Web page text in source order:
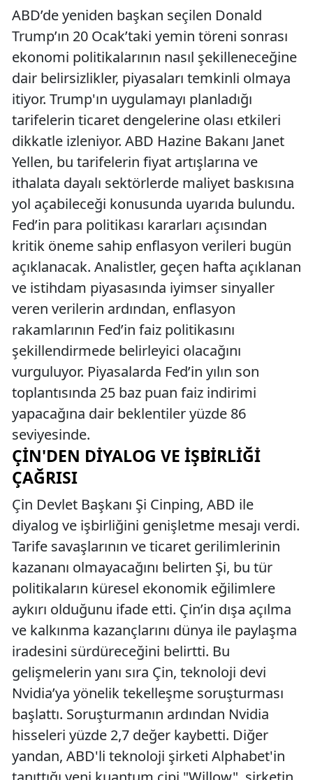
ABD’de yeniden başkan seçilen Donald
Trump’ın 20 Ocak’taki yemin töreni sonrası
ekonomi politikalarının nasıl şekilleneceğine
dair belirsizlikler, piyasaları temkinli olmaya
itiyor. Trump'ın uygulamayı planladığı
tarifelerin ticaret dengelerine olası etkileri
dikkatle izleniyor. ABD Hazine Bakanı Janet
Yellen, bu tarifelerin fiyat artışlarına ve
ithalata dayalı sektörlerde maliyet baskısına
yol açabileceği konusunda uyarıda bulundu.
Fed’in para politikası kararları açısından
kritik öneme sahip enflasyon verileri bugün
açıklanacak. Analistler, geçen hafta açıklanan
ve istihdam piyasasında iyimser sinyaller
veren verilerin ardından, enflasyon
rakamlarının Fed’in faiz politikasını
şekillendirmede belirleyici olacağını
vurguluyor. Piyasalarda Fed’in yılın son
toplantısında 25 baz puan faiz indirimi
yapacağına dair beklentiler yüzde 86
seviyesinde.
ÇIN'DEN DIYALOG VE İŞBIRLIĞI
ÇAĞRISI
Çin Devlet Başkanı Şi Cinping, ABD ile
diyalog ve işbirliğini genişletme mesajı verdi.
Tarife savaşlarının ve ticaret gerilimlerinin
kazananı olmayacağını belirten Şi, bu tür
politikaların küresel ekonomik eğilimlere
aykırı olduğunu ifade etti. Çin’in dışa açılma
ve kalkınma kazançlarını dünya ile paylaşma
iradesini sürdüreceğini belirtti. Bu
gelişmelerin yanı sıra Çin, teknoloji devi
Nvidia’ya yönelik tekelleşme soruşturması
başlattı. Soruşturmanın ardından Nvidia
hisseleri yüzde 2,7 değer kaybetti. Diğer
yandan, ABD'li teknoloji şirketi Alphabet'in